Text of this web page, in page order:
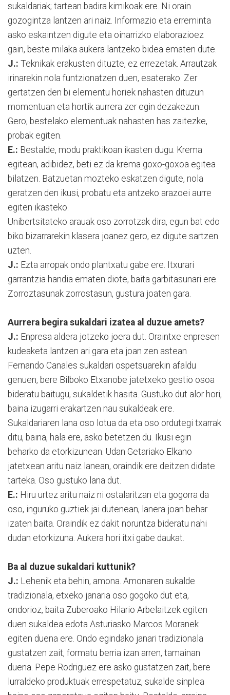
sukaldariak; tartean badira kimikoak ere. Ni orain
gozogintza lantzen ari naiz. Informazio eta erreminta
asko eskaintzen digute eta oinarrizko elaborazioez
gain, beste milaka aukera lantzeko bidea ematen dute.
J.: Teknikak erakusten dituzte, ez errezetak. Arrautzak
irinarekin nola funtzionatzen duen, esaterako. Zer
gertatzen den bi elementu horiek nahasten dituzun
momentuan eta hortik aurrera zer egin dezakezun.
Gero, bestelako elementuak nahasten has zaitezke,
probak egiten.
E.: Bestalde, modu praktikoan ikasten dugu. Krema
egitean, adibidez, beti ez da krema goxo-goxoa egitea
bilatzen. Batzuetan mozteko eskatzen digute, nola
geratzen den ikusi, probatu eta antzeko arazoei aurre
egiten ikasteko.
Unibertsitateko arauak oso zorrotzak dira, egun bat edo
biko bizarrarekin klasera joanez gero, ez digute sartzen
uzten.
J.: Ezta arropak ondo plantxatu gabe ere. Itxurari
garrantzia handia ematen diote, baita garbitasunari ere.
Zorroztasunak zorrostasun, gustura joaten gara.
Aurrera begira sukaldari izatea al duzue amets?
J.: Enpresa aldera jotzeko joera dut. Oraintxe enpresen
kudeaketa lantzen ari gara eta joan zen astean
Fernando Canales sukaldari ospetsuarekin afaldu
genuen, bere Bilboko Etxanobe jatetxeko gestio osoa
bideratu baitugu, sukaldetik hasita. Gustuko dut alor hori,
baina izugarri erakartzen nau sukaldeak ere.
Sukaldariaren lana oso lotua da eta oso ordutegi txarrak
ditu, baina, hala ere, asko betetzen du. Ikusi egin
beharko da etorkizunean. Udan Getariako Elkano
jatetxean aritu naiz lanean, oraindik ere deitzen didate
tarteka. Oso gustuko lana dut.
E.: Hiru urtez aritu naiz ni ostalaritzan eta gogorra da
oso, inguruko guztiek jai dutenean, lanera joan behar
izaten baita. Oraindik ez dakit noruntza bideratu nahi
dudan etorkizuna. Aukera hori itxi gabe daukat.
Ba al duzue sukaldari kuttunik?
J.: Lehenik eta behin, amona. Amonaren sukalde
tradizionala, etxeko janaria oso gogoko dut eta,
ondorioz, baita Zuberoako Hilario Arbelaitzek egiten
duen sukaldea edota Asturiasko Marcos Moranek
egiten duena ere. Ondo egindako janari tradizionala
gustatzen zait, formatu berria izan arren, tamainan
duena. Pepe Rodriguez ere asko gustatzen zait, bere
lurraldeko produktuak errespetatuz, sukalde sinplea